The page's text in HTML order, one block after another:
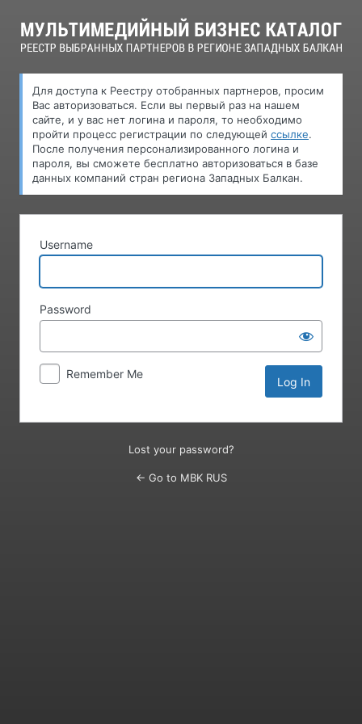
Для доступа к Pеестру oтобранных партнеров, просим
Вас авторизоваться. Если вы первый раз на нашем
сайте, и у вас нет логина и пароля, то необходимо
пройти процесс регистрации по следующей ссылке.
После получения персонализированного логина и
пароля, вы сможете бесплатно авторизоваться в базе
данных компаний стран региона Западных Балкан.
Username
Password
Remember Me
Lost your password?
← Go to MBK RUS